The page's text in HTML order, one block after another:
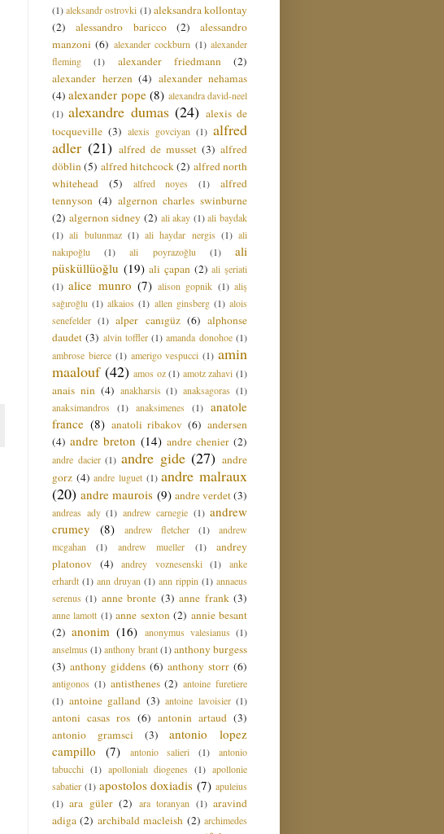
(1) aleksandr ostrovki (1) aleksandra kollontay
(2)
alessandro baricco (2)
alessandro
manzoni (6) alexander cockburn (1) alexander
fleming
(1) alexander friedmann
(2)
alexander herzen (4) alexander nehamas
(4) alexander pope (8) alexandra david-neel
(1) alexandre dumas (24) alexis de
tocqueville (3) alexis govciyan (1) alfred
adler (21) alfred de musset (3) alfred
döblin (5) alfred hitchcock(2) alfred north
whitehead
(5) alfred noyes (1)
alfred
tennyson (4) algernon charles swinburne
(2) algernon sidney (2) ali akay (1) ali baydak
(1) ali bulunmaz (1) ali haydar nergis (1) ali
nakıpoğlu
(1) ali poyrazoğlu (1)
ali
püsküllüoğlu (19) ali çapan (2) ali şeriati
(1) alice munro (7) alison gopnik (1) aliş
sağıroğlu (1) alkaios (1) allen ginsberg (1) alois
senefelder (1) alper canıgüz (6) alphonse
daudet (3) alvin toffler (1) amanda donohoe (1)
ambrose bierce (1) amerigo vespucci (1) amin
maalouf (42) amos oz (1) amotz zahavi (1)
anais nin (4) anakharsis (1) anaksagoras (1)
anaksimandros
(1) anaksimenes (1) anatole
france (8) anatoli ribakov (6) andersen
(4) andre breton (14) andre chenier (2)
andre dacier (1) andre gide (27) andre
gorz (4) andre luguet (1) andre malraux
(20) andre maurois (9) andre verdet(3)
andreas ady (1) andrew carnegie (1) andrew
crumey
(8) andrew fletcher (1)
andrew
mcgahan
(1) andrew mueller (1)
andrey
platonov (4) andrey voznesenski (1)
anke
erhardt (1) ann druyan (1) ann rippin (1) annaeus
serenus (1) anne bronte (3) anne frank (3)
anne lamott (1) anne sexton (2) annie besant
(2) anonim (16) anonymus valesianus (1)
anselmus (1) anthony brant (1) anthony burgess
(3) anthony giddens (6) anthony storr (6)
antigonos (1) antisthenes (2) antoine furetiere
(1) antoine galland (3) antoine lavoisier (1)
antoni casas ros (6) antonin artaud (3)
antonio gramsci
(3)
antonio lopez
campillo
(7) antonio salieri (1)
antonio
tabucchi (1) apollonialı diogenes (1) apollonie
sabatier (1) apostolos doxiadis (7) apuleius
(1) ara güler (2) ara toranyan (1) aravind
adiga (2) archibald macleish (2) archimedes